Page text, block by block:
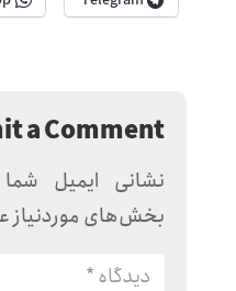
a Comment
نشانی ایمیل
بخش‌های موردنیاز